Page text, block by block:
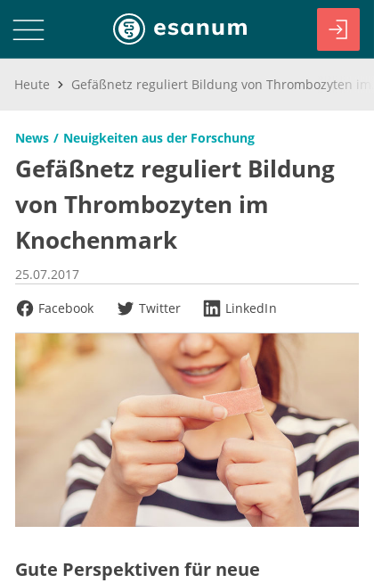
Heute
News Neuigkeiten aus der Forschung
Gefäßnetz reguliert Bildung
von Thrombozyten im
Knochenmark
25.07.2017
Facebook
Twitter LinkedIn
Gute Perspektiven für neue